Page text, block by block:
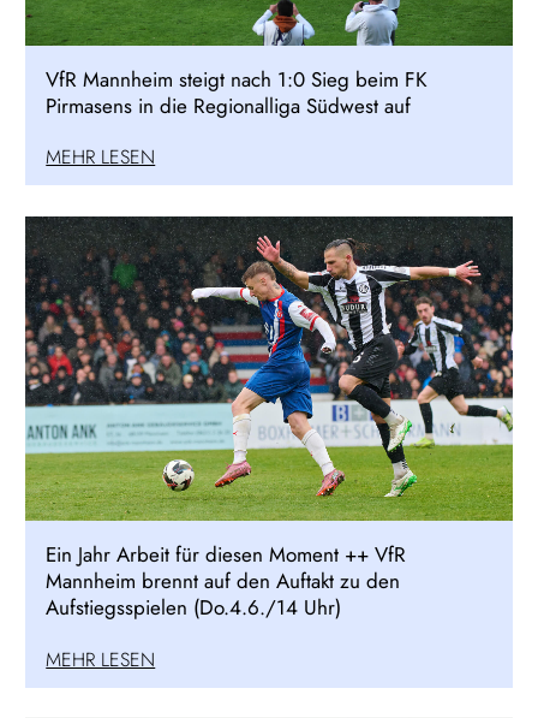
VfR Mannheim steigt nach 1:0 Sieg beim FK
Pirmasens in die Regionalliga Südwest auf
MEHR LESEN
Ein Jahr Arbeit für diesen Moment ++ VfR
Mannheim brennt auf den Auftakt zu den
Aufstiegsspielen (Do.4.6./14 Uhr)
MEHR LESEN